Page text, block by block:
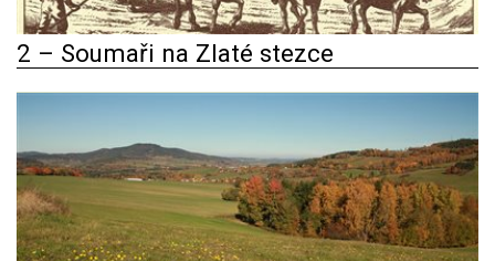
2 – Soumaři na Zlaté stezce